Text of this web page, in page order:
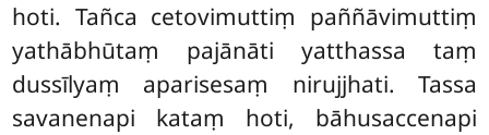
hoti. Tañca cetovimuttiṃ paññāvimuttiṃ
yathābhūtaṃ pajānāti yatthassa taṃ
dussīlyaṃ aparisesaṃ nirujjhati. Tassa
savanenapi kataṃ hoti, bāhusaccenapi